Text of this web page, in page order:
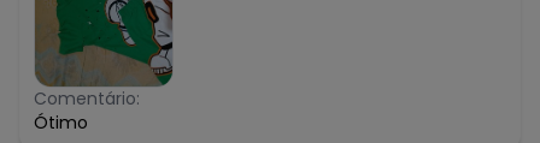
Comentário:
Ótimo